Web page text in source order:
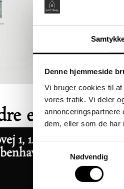
Denne hjemmeside
Vi bruger cookies til
vores trafik. Vi deler
annonceringspartnere
dem, eller som de har
Samtykkevalg
Nødvendig
ejerboliger
06/08/2026
1, 1. tv
SV